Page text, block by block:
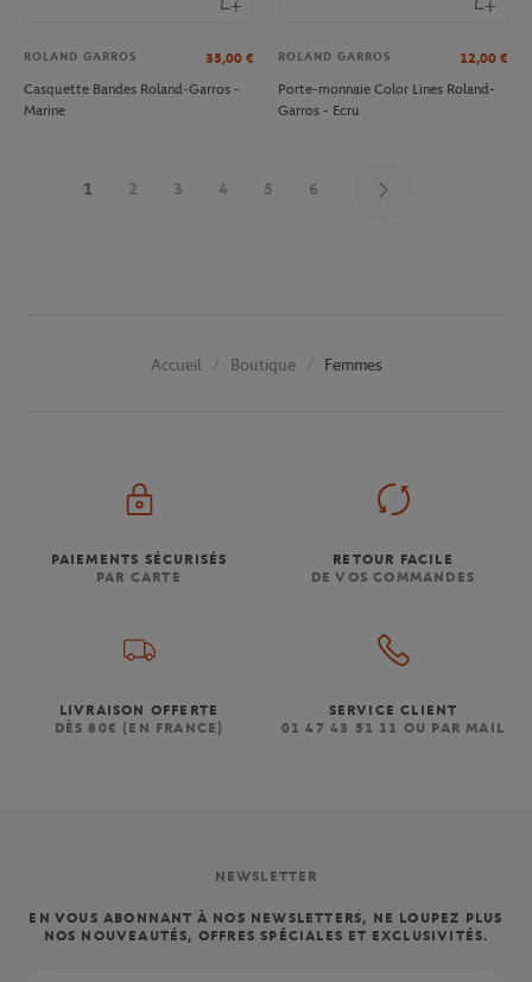
ROLAND GARROS 35,00 €
Casquette Bandes Roland-Garros -
Marine
ROLAND GARROS 12,00 €
Porte-monnaie Color Lines Roland-
Garros - Ecru
1 2 3 4 5 6
Accueil Boutique Femmes
PAIEMENTS SÉCURISÉS
PAR CARTE
RETOUR FACILE
DE VOS COMMANDES
LIVRAISON OFFERTE
DÈS 80€ (EN FRANCE)
SERVICE CLIENT
01 47 43 51 11 OU PAR MAIL
NEWSLETTER
EN VOUS ABONNANT À NOS NEWSLETTERS, NE LOUPEZ PLUS
NOS NOUVEAUTÉS, OFFRES SPÉCIALES ET EXCLUSIVITÉS.